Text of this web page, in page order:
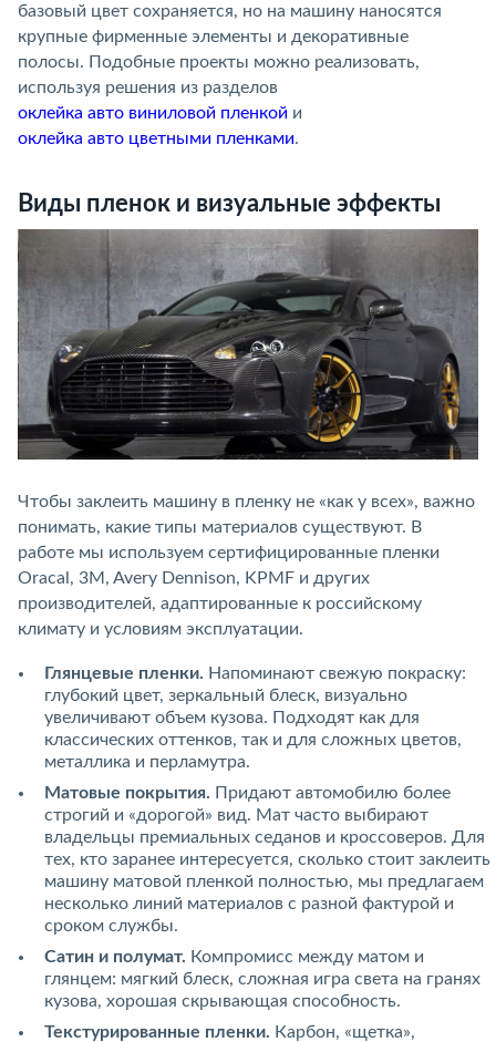
базовый цвет сохраняется, но на машину наносятся
крупные фирменные элементы и декоративные
полосы. Подобные проекты можно реализовать,
используя решения из разделов
оклейка авто виниловой пленкой и
оклейка авто цветными пленками.
Виды пленок и визуальные эффекты
Чтобы заклеить машину в пленку не «как у всех», важно
понимать, какие типы материалов существуют. В
работе мы используем сертифицированные пленки
Oracal, 3M, Avery Dennison, KPMF и других
производителей, адаптированные к российскому
климату и условиям эксплуатации.
Глянцевые пленки. Напоминают свежую покраску:
глубокий цвет, зеркальный блеск, визуально
увеличивают объем кузова. Подходят как для
классических оттенков, так и для сложных цветов,
металлика и перламутра.
Матовые покрытия. Придают автомобилю более
строгий и «дорогой» вид. Мат часто выбирают
владельцы премиальных седанов и кроссоверов. Для
тех, кто заранее интересуется, сколько стоит заклеить
машину матовой пленкой полностью, мы предлагаем
несколько линий материалов с разной фактурой и
сроком службы.
Сатин и полумат. Компромисс между матом и
глянцем: мягкий блеск, сложная игра света на гранях
кузова, хорошая скрывающая способность.
Текстурированные пленки. Карбон, «щетка»,